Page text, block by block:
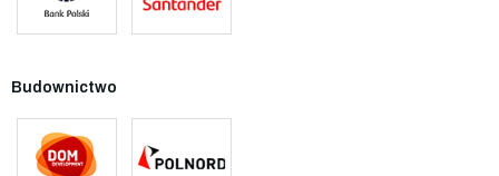
Budownictwo